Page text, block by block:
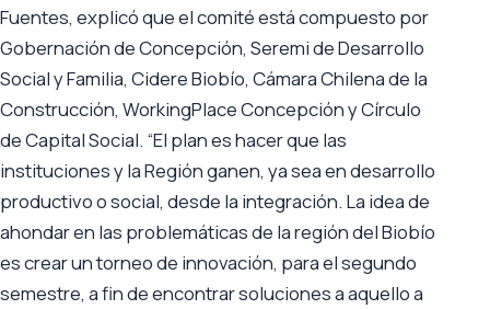
Fuentes, explicó que el comité está compuesto por
Gobernación de Concepción, Seremi de Desarrollo
Social y Familia, Cidere Biobío, Cámara Chilena de la
Construcción, WorkingPlace Concepción y Círculo
de Capital Social. “El plan es hacer que las
instituciones y la Región ganen, ya sea en desarrollo
productivo o social, desde la integración. La idea de
ahondar en las problemáticas de la región del Biobío
es crear un torneo de innovación, para el segundo
semestre, a fin de encontrar soluciones a aquello a